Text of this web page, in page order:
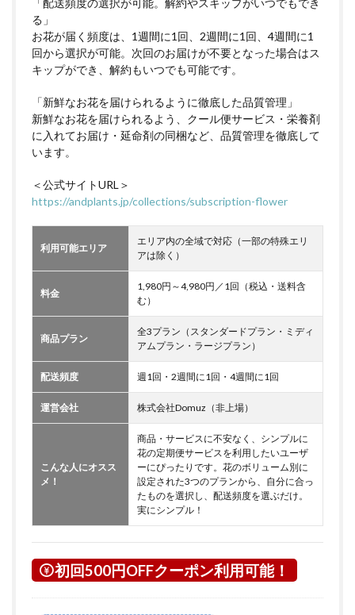
「配送頻度の選択が可能。解約やスキップがいつでもでき
る」
お花が届く頻度は、1週間に1回、2週間に1回、4週間に1
回から選択が可能。次回のお届けが不要となった場合はス
キップができ、解約もいつでも可能です。
「新鮮なお花を届けられるように徹底した品質管理」
新鮮なお花を届けられるよう、クール便サービス・栄養剤
に入れてお届け・延命剤の同梱など、品質管理を徹底して
います。
＜公式サイトURL＞
https://andplants.jp/collections/subscription-flower
利用可能エリア
エリア内の全域で対応（一部の特殊エリ
アは除く）
料金
1,980円～4,980円／1回（税込・送料含
む）
商品プラン
全3プラン（スタンダードプラン・ミディ
アムプラン・ラージプラン）
配送頻度 週1回・2週間に1回・4週間に1回
運営会社 株式会社Domuz（非上場）
こんな人にオスス
メ！
商品・サービスに不安なく、シンプルに
花の定期便サービスを利用したいユーザ
ーにぴったりです。花のボリューム別に
設定された3つのプランから、自分に合っ
たものを選択し、配送頻度を選ぶだけ。
実にシンプル！
初回500円OFFクーポン利用可能！